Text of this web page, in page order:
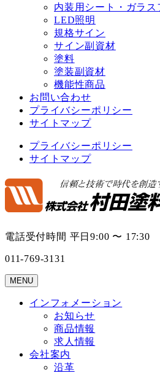
内装用シート・ガラス
LED照明
規格サイン
サイン副資材
塗料
塗装副資材
機能性商品
お問い合わせ
プライバシーポリシー
サイトマップ
プライバシーポリシー
サイトマップ
電話受付時間 平日9:00 〜 17:30
011-769-3131
MENU
インフォメーション
お知らせ
商品情報
求人情報
会社案内
沿革